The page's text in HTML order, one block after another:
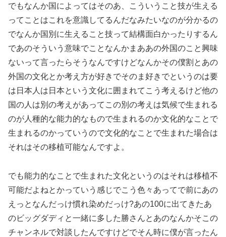
でもなんか国によってはそのあ、こういうこと技が生える
ってことはこれを意識してるんだなみたいなのが分かるの
でなんか国別に生えること技って結構面白かったりするん
であのそういう意味でことなんかまああの外国のこと興味
ないって言ったらそうなんですけどなんかその僕割とあの
外国の文化とか考え方が好きでそのま好きでというのは要
は日本人は日本という文化に囲まれてこう考えるけど他の
国の人は別の考えがあってこの別の考えは気候で生まれる
のが人種的な能力的なもので生まれるのか文化的なことで
生まれるのかっていうので文化的なことで生まれた場合は
それはその移植可能なんですよ。
でも能力的なことで生まれた文化というのはそれは移植不
可能だよねとかっていう感じでこう色々あってで前にあの
えっとなんだっけ慣れ染めだっけ?あの100に出てきたあ
のビッグダディと一緒に多した勝さんとあのなんかそこの
チャンネルで対談したんですけどでそん時に僕が言ったん